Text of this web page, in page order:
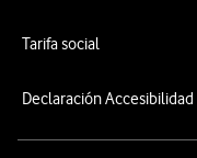
Tarifa social
Declaración Accesibilidad